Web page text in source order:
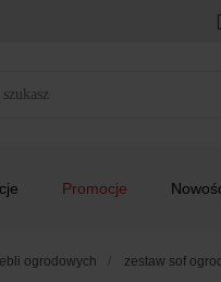
Promocje
ogrodowych zestaw sof